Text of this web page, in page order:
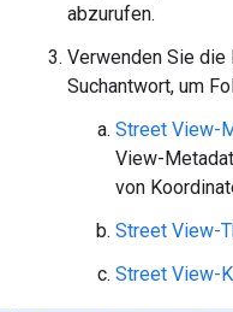
abzurufen.
Verwenden Sie die
Suchantwort, um
Street View-
View-
von
Street View-
Street View-